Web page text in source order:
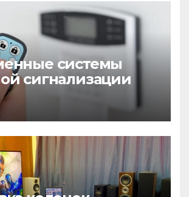
системы
сигнализации